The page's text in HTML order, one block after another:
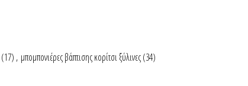
(17) , μπομπονιέρες βάπτισης κορίτσι ξύλινες (34)